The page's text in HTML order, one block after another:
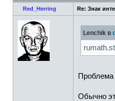
Red_Herring Re: Знак
Lenchik в
Проблема
Обычно